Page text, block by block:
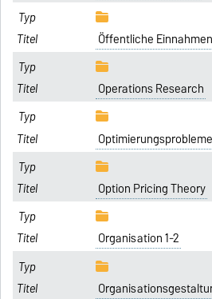
Öffentliche Einnahmen
Operations Research
Option Pricing Theory
Organisation 1-2